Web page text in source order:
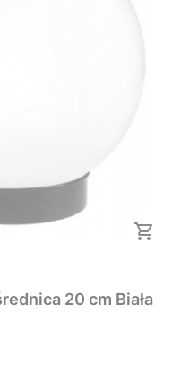
20 cm Biała